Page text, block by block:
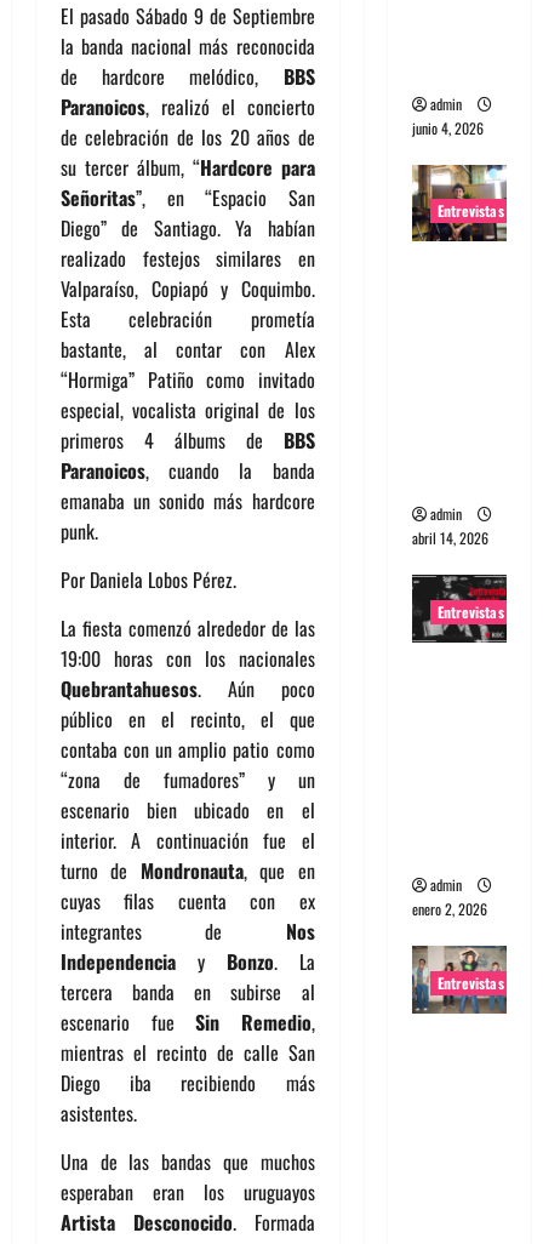
El pasado Sábado 9 de Septiembre
la banda nacional más reconocida
de hardcore melódico, BBS
Paranoicos, realizó el concierto
de celebración de los 20 años de
su tercer álbum, “Hardcore para
Señoritas”, en “Espacio San
Diego” de Santiago. Ya habían
realizado festejos similares en
Valparaíso, Copiapó y Coquimbo.
Esta celebración prometía
bastante, al contar con Alex
“Hormiga” Patiño como invitado
especial, vocalista original de los
primeros 4 álbums de BBS
Paranoicos, cuando la banda
emanaba un sonido más hardcore
punk.
Por Daniela Lobos Pérez.
La fiesta comenzó alrededor de las
19:00 horas con los nacionales
Quebrantahuesos. Aún poco
público en el recinto, el que
contaba con un amplio patio como
“zona de fumadores” y un
escenario bien ubicado en el
interior. A continuación fue el
turno de Mondronauta, que en
cuyas filas cuenta con ex
integrantes de Nos
Independencia y Bonzo. La
tercera banda en subirse al
escenario fueSin Remedio,
mientras el recinto de calle San
Diego iba recibiendo más
asistentes.
Una de las bandas que muchos
esperaban eran los uruguayos
Artista Desconocido. Formada
admin
junio 4, 2026
Entrevistas
admin
abril 14, 2026
Entrevistas
admin
enero 2, 2026
Entrevistas